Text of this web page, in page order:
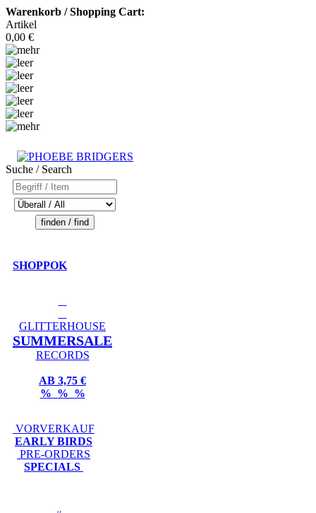
Warenkorb / Shopping Cart:
Artikel
0,00 €
Suche / Search
SHOPPOK
GLITTERHOUSE
SUMMERSALE
RECORDS
AB 3,75 €
% % %
VORVERKAUF
EARLY BIRDS
PRE-ORDERS
SPECIALS